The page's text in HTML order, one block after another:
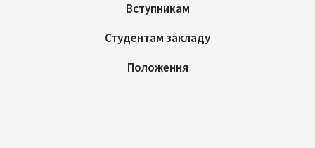
Вступникам
Студентам закладу
Положення